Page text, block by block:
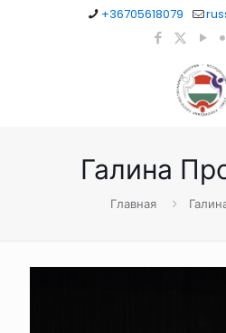
+36705618079
Галина
Главная